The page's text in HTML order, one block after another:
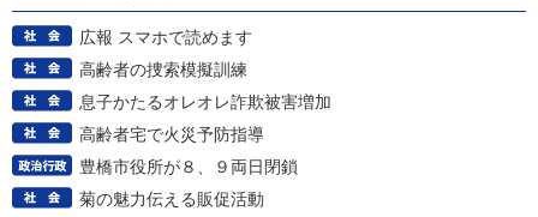
広報 スマホで読めます
高齢者の捜索模擬訓練
息子かたるオレオレ詐欺被害増加
高齢者宅で火災予防指導
豊橋市役所が８、９両日閉鎖
菊の魅力伝える販促活動